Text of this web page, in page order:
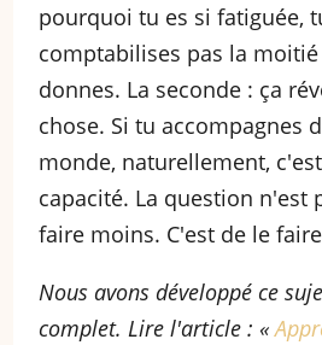
pourquoi tu es si fatiguée,
comptabilises pas la
donnes. La seconde : ça
chose. Si tu accompagnes
monde, naturellement,
capacité. La question n'est
faire moins. C'est de le faire
Nous avons développé ce
complet. Lire l'article : «